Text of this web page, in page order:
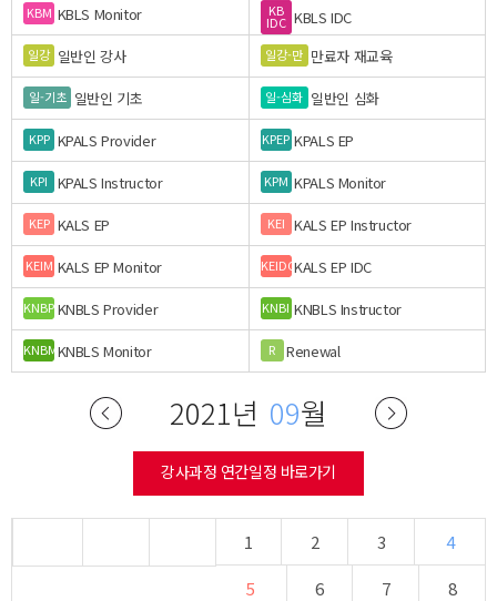
KBM KBLS Monitor KB
IDC KBLS IDC
일강 일반인 강사 일강-만 만료자 재교육
일-기초 일반인 기초 일-심화 일반인 심화
KPP KPALS Provider KPEP KPALS EP
KPI KPALS Instructor KPM KPALS Monitor
KEP KALS EP KEI KALS EP Instructor
KEIM KALS EP Monitor KEIDCKALS EP IDC
KNBPKNBLS Provider KNBI KNBLS Instructor
KNBMKNBLS Monitor R Renewal
2021년 09월
강사과정 연간일정 바로가기
1 2 3
4
5
6 7
8